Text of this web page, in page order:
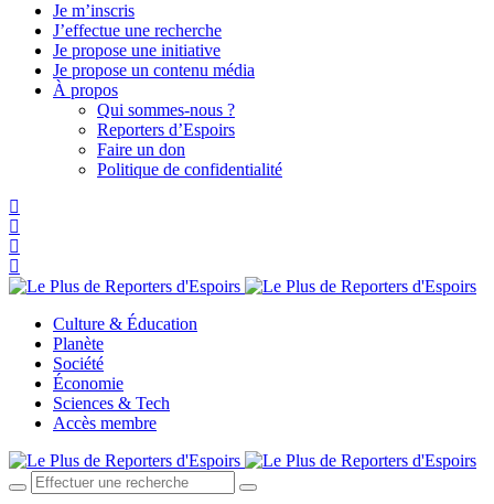
Je m’inscris
J’effectue une recherche
Je propose une initiative
Je propose un contenu média
À propos
Qui sommes-nous ?
Reporters d’Espoirs
Faire un don
Politique de confidentialité
Culture & Éducation
Planète
Société
Économie
Sciences & Tech
Accès membre